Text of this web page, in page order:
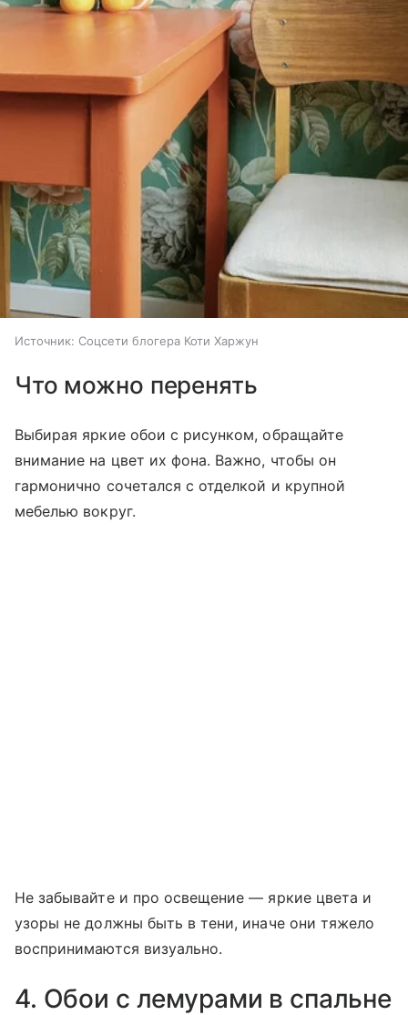
Источник: Соцсети блогера Коти Харжун
Что можно перенять
Выбирая яркие обои с рисунком, обращайте
внимание на цвет их фона. Важно, чтобы он
гармонично сочетался с отделкой и крупной
мебелью вокруг.
Не забывайте и про освещение — яркие цвета и
узоры не должны быть в тени, иначе они тяжело
воспринимаются визуально.
4. Обои с лемурами в спальне